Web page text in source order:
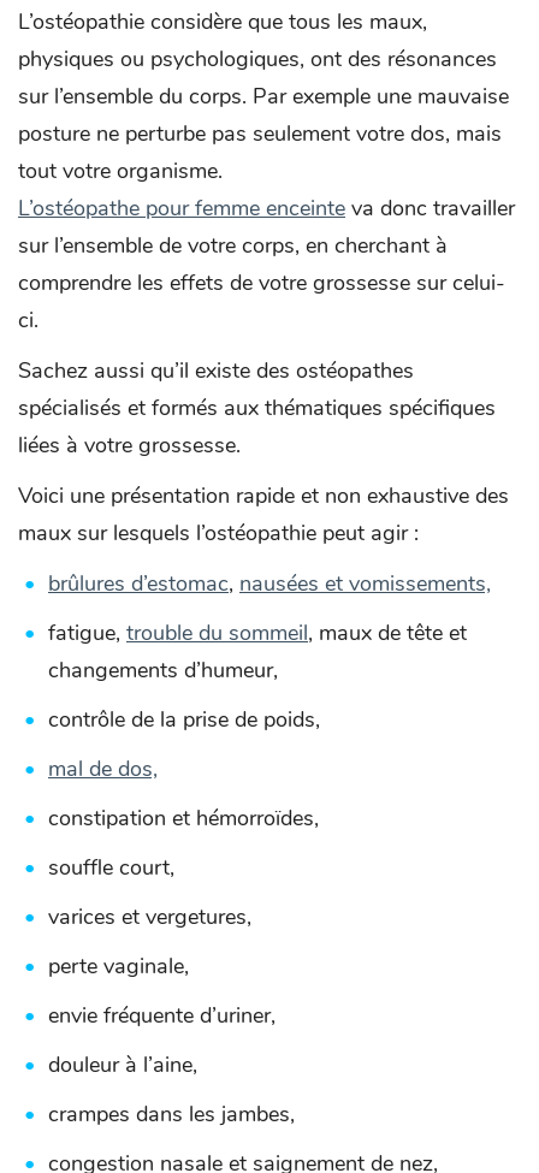
L’ostéopathie considère que tous les maux,
physiques ou psychologiques, ont des résonances
sur l’ensemble du corps. Par exemple une mauvaise
posture ne perturbe pas seulement votre dos, mais
tout votre organisme.
L’ostéopathe pour femme enceinte va donc travailler
sur l’ensemble de votre corps, en cherchant à
comprendre les effets de votre grossesse sur celui-
ci.
Sachez aussi qu’il existe des ostéopathes
spécialisés et formés aux thématiques spécifiques
liées à votre grossesse.
Voici une présentation rapide et non exhaustive des
maux sur lesquels l’ostéopathie peut agir :
brûlures d’estomac, nausées et vomissements,
fatigue, trouble du sommeil, maux de tête et
changements d’humeur,
contrôle de la prise de poids,
mal de dos,
constipation et hémorroïdes,
souffle court,
varices et vergetures,
perte vaginale,
envie fréquente d’uriner,
douleur à l’aine,
crampes dans les jambes,
congestion nasale et saignement de nez,